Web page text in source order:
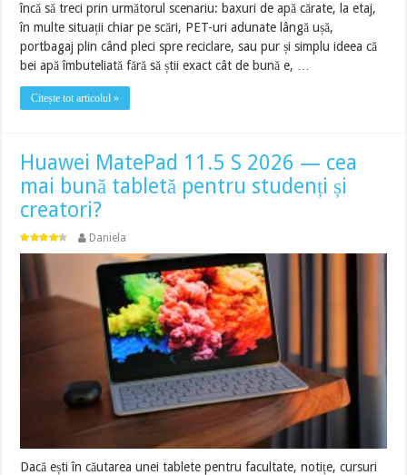
încă să treci prin următorul scenariu: baxuri de apă cărate, la etaj,
în multe situații chiar pe scări, PET-uri adunate lângă ușă,
portbagaj plin când pleci spre reciclare, sau pur și simplu ideea că
bei apă îmbuteliată fără să știi exact cât de bună e, …
Citește tot articolul »
Huawei MatePad 11.5 S 2026 — cea
mai bună tabletă pentru studenți și
creatori?
Daniela
Dacă ești în căutarea unei tablete pentru facultate, notițe, cursuri